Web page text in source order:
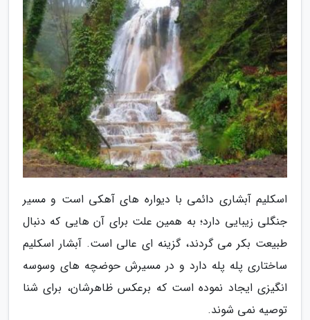
اسکلیم آبشاری دائمی با دیواره های آهکی است و مسیر
جنگلی زیبایی دارد؛ به همین علت برای آن هایی که دنبال
طبیعت بکر می گردند، گزینه ای عالی است. آبشار اسکلیم
ساختاری پله پله دارد و در مسیرش حوضچه های وسوسه
انگیزی ایجاد نموده است که برعکس ظاهرشان، برای شنا
توصیه نمی شوند.